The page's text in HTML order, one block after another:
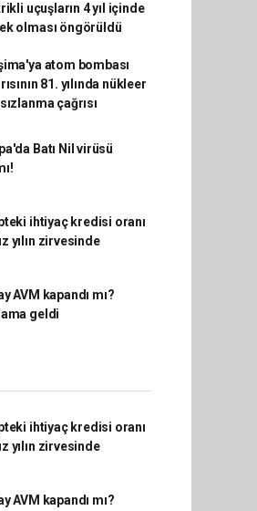
uçuşların 4 yıl içinde
olması öngörüldü
atom bombası
81. yılında nükleer
çağrısı
Batı Nil virüsü
ihtiyaç kredisi oranı
yılın zirvesinde
AVM kapandı mı?
geldi
ihtiyaç kredisi oranı
yılın zirvesinde
AVM kapandı mı?